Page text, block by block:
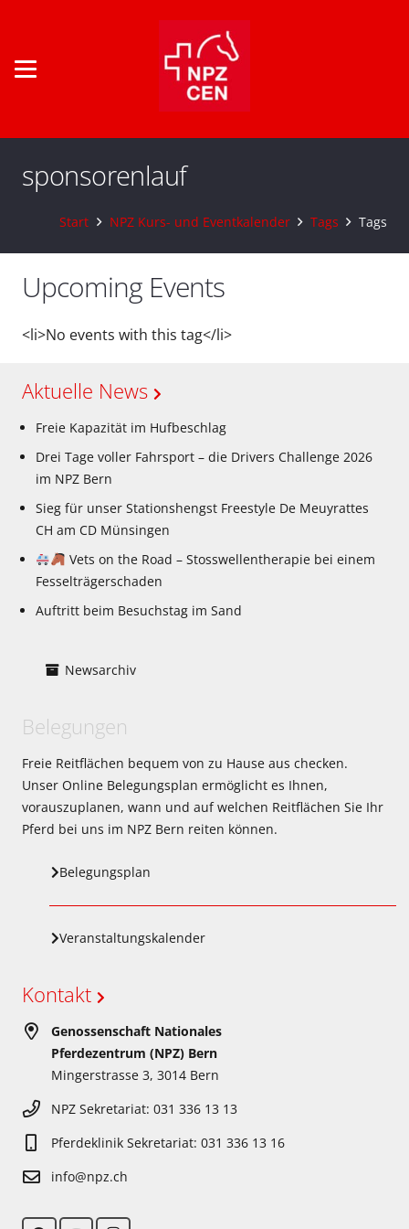
sponsorenlauf
Start NPZ Kurs- und Eventkalender Tags Tags
Upcoming Events
<li>No events with this tag</li>
Aktuelle News
Freie Kapazität im Hufbeschlag
Drei Tage voller Fahrsport – die Drivers Challenge 2026
im NPZ Bern
Sieg für unser Stationshengst Freestyle De Meuyrattes
CH am CD Münsingen
Vets on the Road – Stosswellentherapie bei einem
Fesselträgerschaden
Auftritt beim Besuchstag im Sand
Newsarchiv
Belegungen
Freie Reitflächen bequem von zu Hause aus checken.
Unser Online Belegungsplan ermöglicht es Ihnen,
vorauszuplanen, wann und auf welchen Reitflächen Sie Ihr
Pferd bei uns im NPZ Bern reiten können.
Belegungsplan
Veranstaltungskalender
Kontakt
Genossenschaft Nationales
Pferdezentrum (NPZ) Bern
Mingerstrasse 3, 3014 Bern
NPZ Sekretariat: 031 336 13 13
Pferdeklinik Sekretariat: 031 336 13 16
info@npz.ch